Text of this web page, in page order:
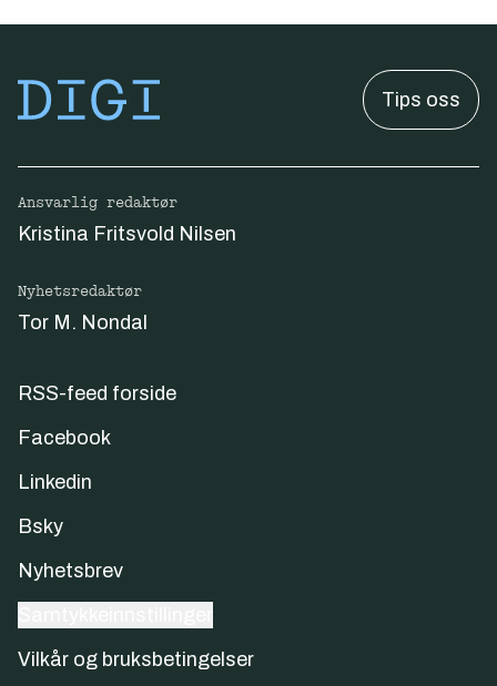
Tips oss
Ansvarlig redaktør
Kristina Fritsvold Nilsen
Nyhetsredaktør
Tor M. Nondal
RSS-feed forside
Facebook
Linkedin
Bsky
Nyhetsbrev
Vilkår og bruksbetingelser